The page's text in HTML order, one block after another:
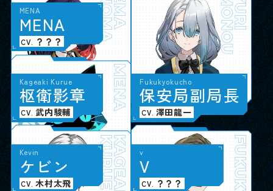
HERO ARUKA
ARISAKA
TAKI
SUKINA SOTA
KODAKI
NOA
HATSUSE TAIGA
TSUKIYAMA
EMA
NOMA YURI
MONOU
ナビゲーションAI
MENA
MENA
MENA
CV. ？？？
保安局
KAGEAKI
KURUE
Kageaki Kurue
枢衛影章
CV. 武内駿輔
Fukukyokucho
保安局副局長
CV. 澤田龍一
革命組織
Kevin
ケ ビン
CV. 木村太飛
v
V
CV. ？？？